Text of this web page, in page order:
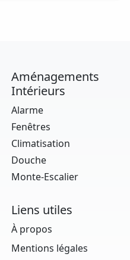
Aménagements
Intérieurs
Alarme
Fenêtres
Climatisation
Douche
Monte-Escalier
Liens utiles
À propos
Mentions légales